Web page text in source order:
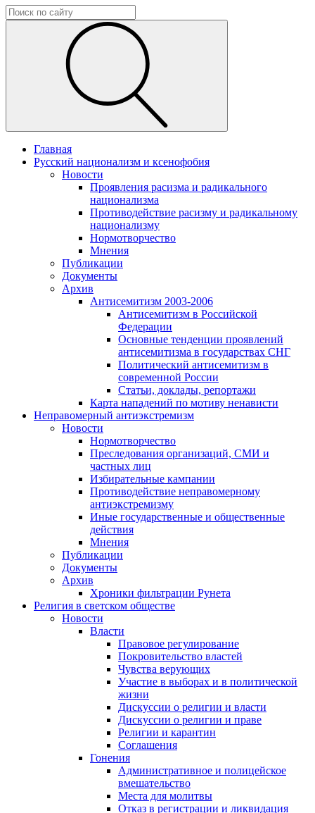
Главная
Русский национализм и ксенофобия
Новости
Проявления расизма и радикального
национализма
Противодействие расизму и радикальному
национализму
Нормотворчество
Мнения
Публикации
Документы
Архив
Антисемитизм 2003-2006
Антисемитизм в Российской
Федерации
Основные тенденции проявлений
антисемитизма в государствах СНГ
Политический антисемитизм в
современной России
Статьи, доклады, репортажи
Карта нападений по мотиву ненависти
Неправомерный антиэкстремизм
Новости
Нормотворчество
Преследования организаций, СМИ и
частных лиц
Избирательные кампании
Противодействие неправомерному
антиэкстремизму
Иные государственные и общественные
действия
Мнения
Публикации
Документы
Архив
Хроники фильтрации Рунета
Религия в светском обществе
Новости
Власти
Правовое регулирование
Покровительство властей
Чувства верующих
Участие в выборах и в политической
жизни
Дискуссии о религии и власти
Дискуссии о религии и праве
Религии и карантин
Соглашения
Гонения
Административное и полицейское
вмешательство
Места для молитвы
Отказ в регистрации и ликвидация